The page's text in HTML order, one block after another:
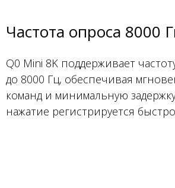
Частота опроса 8000
Q0 Mini 8K поддерживает
до 8000 Гц, обеспечивая
команд и минимальную
нажатие регистрируется